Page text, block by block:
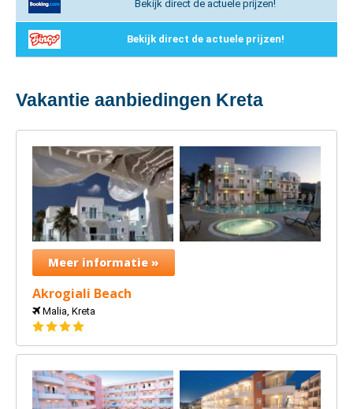
Bekijk direct de actuele prijzen!
Bekijk direct de actuele prijzen!
Vakantie aanbiedingen Kreta
Meer informatie »
Akrogiali Beach
Malia, Kreta
4